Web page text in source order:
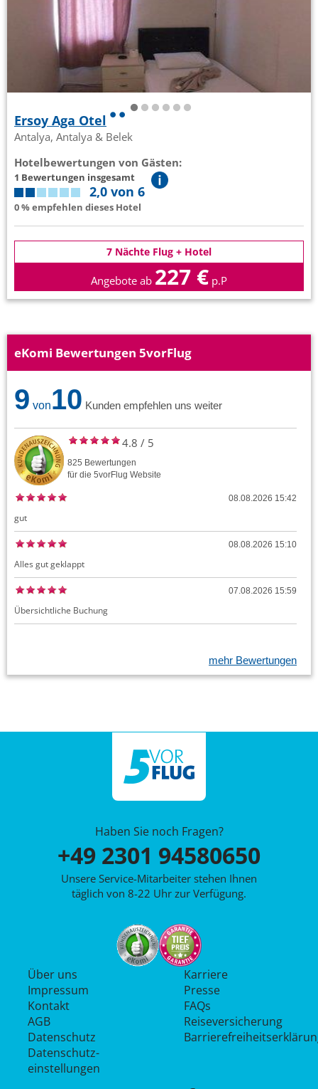
Ersoy Aga Otel
Antalya, Antalya & Belek
Hotelbewertungen von Gästen:
1 Bewertungen insgesamt
2,0 von 6
0 % empfehlen dieses Hotel
7 Nächte Flug + Hotel
Angebote ab 227 € p.P
eKomi Bewertungen 5vorFlug
9 von10 Kunden empfehlen uns weiter
4.8 / 5
825 Bewertungen
für die 5vorFlug Website
08.08.2026 15:42
gut
08.08.2026 15:10
Alles gut geklappt
07.08.2026 15:59
Übersichtliche Buchung
mehr Bewertungen
Haben Sie noch Fragen?
+49 2301 94580650
Unsere Service-Mitarbeiter stehen Ihnen
täglich von 8-22 Uhr zur Verfügung.
Über uns
Impressum
Kontakt
AGB
Datenschutz
Datenschutz­
einstellungen
Karriere
Presse
FAQs
Reiseversicherung